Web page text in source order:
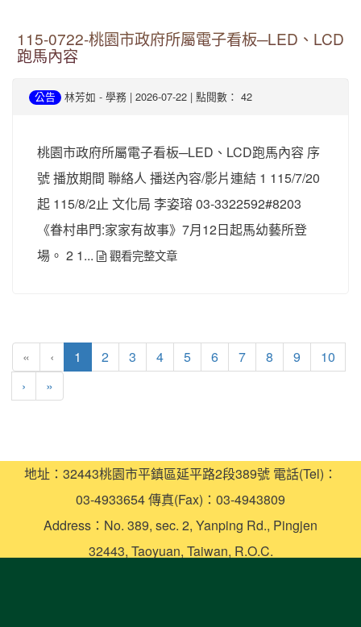
115-0722-桃園市政府所屬電子看板─LED、LCD
跑馬內容
公告 林芳如 - 學務 | 2026-07-22 | 點閱數： 42
桃園市政府所屬電子看板─LED、LCD跑馬內容 序
號 播放期間 聯絡人 播送內容/影片連結 1 115/7/20
起 115/8/2止 文化局 李姿瑢 03-3322592#8203
《眷村串門:家家有故事》7月12日起馬幼藝所登
場。 2 1...
觀看完整文章
« ‹ 1 (current)
2 3 4 5 6 7 8 9 10
› »
地址：32443桃園市平鎮區延平路2段389號 電話(Tel)：
03-4933654 傳真(Fax)：03-4943809
Address：No. 389, sec. 2, Yanping Rd., Pingjen
32443, Taoyuan, Taiwan, R.O.C.